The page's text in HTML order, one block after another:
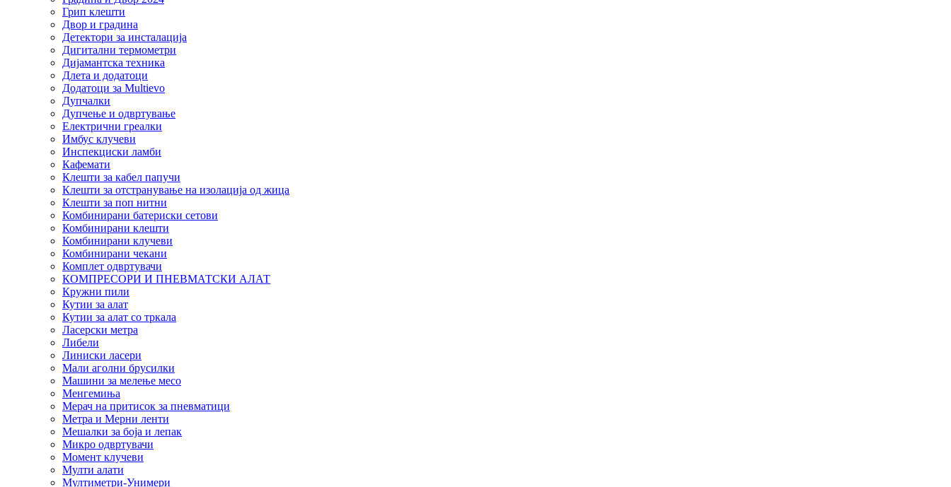
Грип клешти
Двор и градина
Детектори за инсталација
Дигитални термометри
Дијамантска техника
Длета и додатоци
Додатоци за Multievo
Дупчалки
Дупчење и одвртување
Електрични греалки
Имбус клучеви
Инспекциски ламби
Кафемати
Клешти за кабел папучи
Клешти за отстранување на изолација од жица
Клешти за поп нитни
Комбинирани батериски сетови
Комбинирани клешти
Комбинирани клучеви
Комбинирани чекани
Комплет одвртувачи
КОМПРЕСОРИ И ПНЕВМАТСКИ АЛАТ
Кружни пили
Кутии за алат
Кутии за алат со тркала
Ласерски метра
Либели
Линиски ласери
Мали аголни брусилки
Машини за мелење месо
Менгемиња
Мерач на притисок за пневматици
Метра и Мерни ленти
Мешалки за боја и лепак
Микро одвртувачи
Момент клучеви
Мулти алати
Мултиметри-Унимери